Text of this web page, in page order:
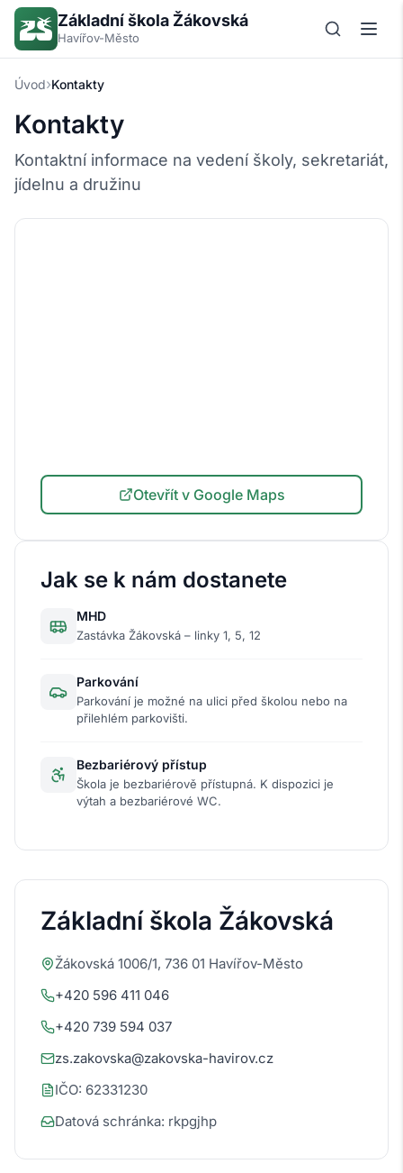
Základní škola Žákovská
Havířov-Město
Úvod›Kontakty
Kontakty
Kontaktní informace na vedení školy, sekretariát,
jídelnu a družinu
Základní škola Žákovská
Žákovská 1006/1, 736 01 Havířov-Město
+420 596 411 046
+420 739 594 037
zs.zakovska@zakovska-havirov.cz
IČO: 62331230
Datová schránka: rkpgjhp
Otevřít v Google Maps
Jak se k nám dostanete
MHD
Zastávka Žákovská – linky 1, 5, 12
Parkování
Parkování je možné na ulici před školou nebo na
přilehlém parkovišti.
Bezbariérový přístup
Škola je bezbariérově přístupná. K dispozici je
výtah a bezbariérové WC.